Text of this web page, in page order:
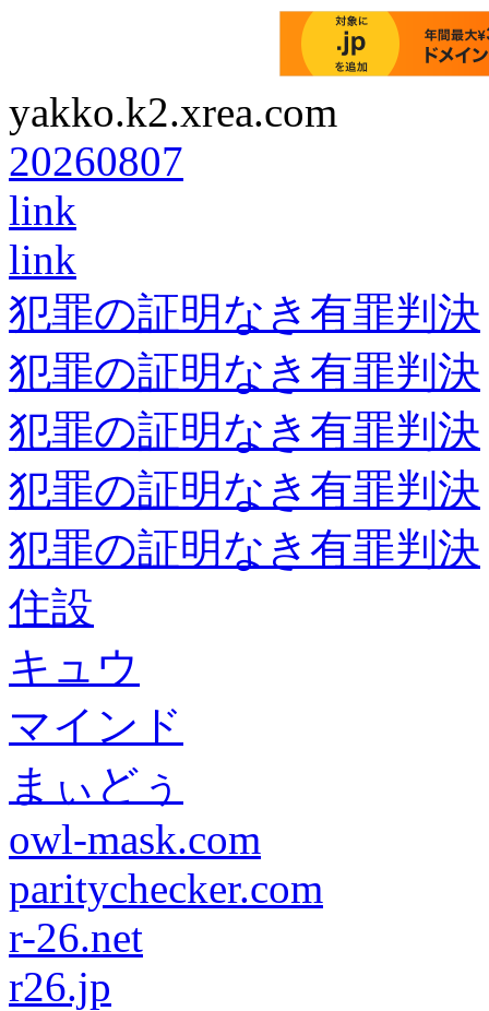
yakko.k2.xrea.com
20260807
link
link
犯罪の証明なき有罪判決
犯罪の証明なき有罪判決
犯罪の証明なき有罪判決
犯罪の証明なき有罪判決
犯罪の証明なき有罪判決
住設
キュウ
マインド
まぃどぅ
owl-mask.com
paritychecker.com
r-26.net
r26.jp